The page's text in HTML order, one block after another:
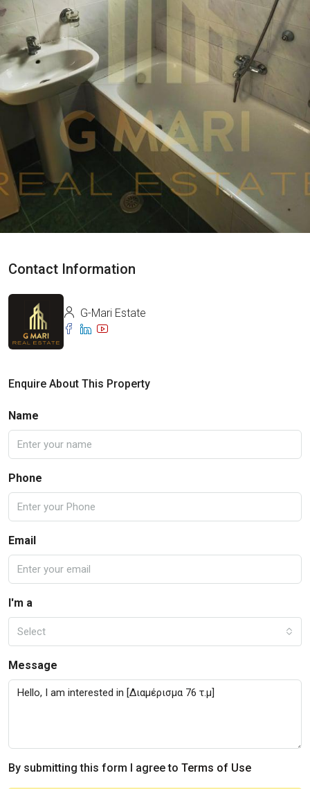
Contact Information
G-Mari Estate
Enquire About This Property
Name
Phone
Email
I'm a
Select
Message
By submitting this form I agree to Terms of Use